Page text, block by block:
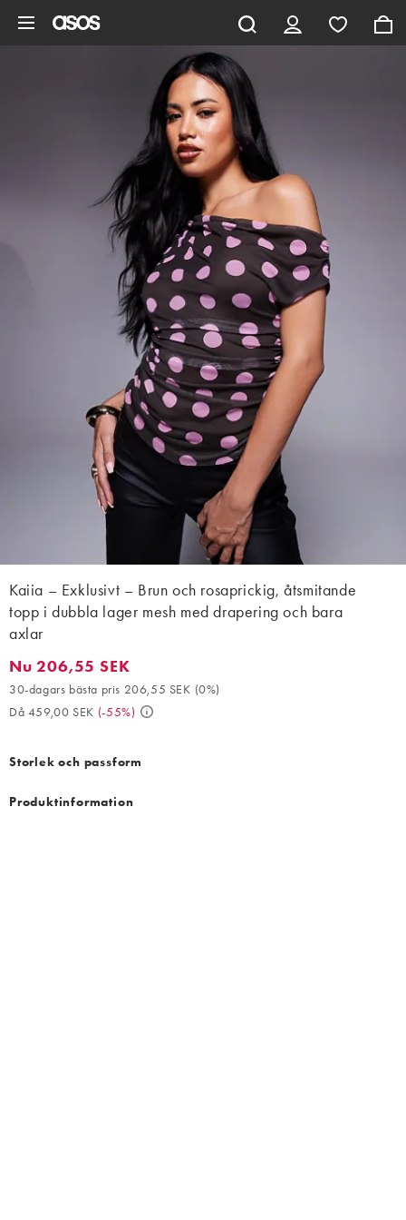
Kaiia – Exklusivt – Brun och rosaprickig, åtsmitande
topp i dubbla lager mesh med drapering och bara
axlar
Nu 206,55 SEK. 30-dagars bästa pris 206,55 SEK (0%). Då
Nu 206,55 SEK
30-dagars bästa pris 206,55 SEK (0%)
Då 459,00 SEK (-55%)
Storlek och passform
Produktinformation